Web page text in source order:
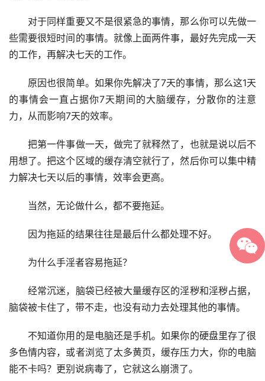
对于同样重要又不是很紧急的事情，那么你可以先做一
些需要很短时间的事情。就像上面两件事，最好先完成一天
的工作，再解决七天的工作。
原因也很简单。如果你先解决了7天的事情，那么这1天
的事情会一直占据你7天期间的大脑缓存，分散你的注意
力，从而影响7天的效率。
把第一件事做一天，做完了就释然了，也就是说以后不
用想了。把这个区域的缓存清空就行了，然后你可以集中精
力解决七天以后的事情，效率会更高。
当然，无论做什么，都不要拖延。
因为拖延的结果往往是最后什么都处理不好。
为什么手淫者容易拖延？
经常沉迷，脑袋已经被大量缓存区的淫秽和淫秽占据，
脑袋被卡住了，带不走，也没有动力去处理其他的事情。
不知道你用的是电脑还是手机。如果你的硬盘里存了很
多色情内容，或者浏览了太多黄页，缓存压力大，你的电脑
能不卡吗？更别说病毒了，它就这么崩溃了。